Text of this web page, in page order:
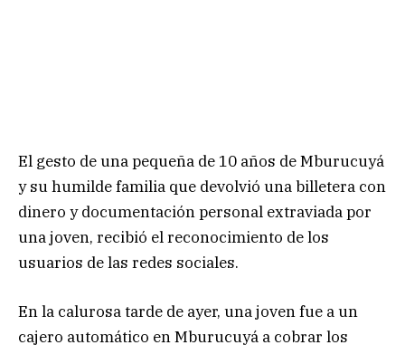
El gesto de una pequeña de 10 años de Mburucuyá
y su humilde familia que devolvió una billetera con
dinero y documentación personal extraviada por
una joven, recibió el reconocimiento de los
usuarios de las redes sociales.
En la calurosa tarde de ayer, una joven fue a un
cajero automático en Mburucuyá a cobrar los